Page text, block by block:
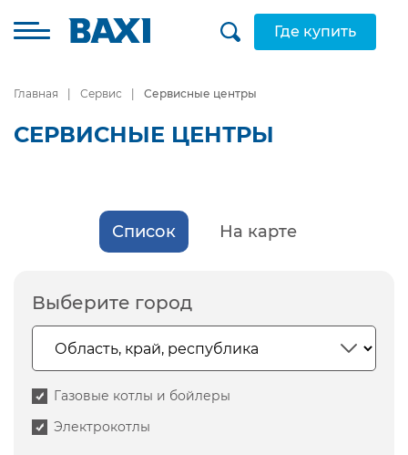
Где купить
Главная Сервис Сервисные центры
СЕРВИСНЫЕ ЦЕНТРЫ
Список На карте
Выберите город
Газовые котлы и бойлеры
Электрокотлы